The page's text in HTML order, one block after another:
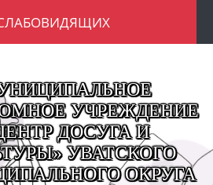
УЧРЕЖДЕНИЕ
ДОСУГА И
УВАТСКОГО
ОКРУГА